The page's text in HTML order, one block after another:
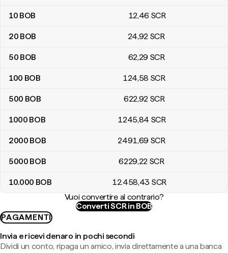
10 BOB 12,46 SCR
20 BOB 24,92 SCR
50 BOB 62,29 SCR
100 BOB 124,58 SCR
500 BOB 622,92 SCR
1000 BOB 1245,84 SCR
2000 BOB 2491,69 SCR
5000 BOB 6229,22 SCR
10.000 BOB 12.458,43 SCR
Vuoi convertire al contrario?
Converti SCR in BOB
PAGAMENTI
Invia e ricevi denaro in pochi secondi
Dividi un conto, ripaga un amico, invia direttamente a una banca